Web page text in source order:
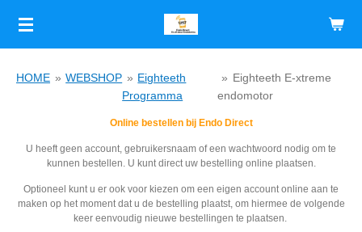
Ga
direct
naar
hoofdinhoud
HOME » WEBSHOP » Eighteeth
Programma
» Eighteeth E-xtreme
endomotor
Online bestellen bij Endo Direct
U heeft geen account, gebruikersnaam of een wachtwoord nodig om te
kunnen bestellen. U kunt direct uw bestelling online plaatsen.
Optioneel kunt u er ook voor kiezen om een eigen account online aan te
maken op het moment dat u de bestelling plaatst, om hiermee de volgende
keer eenvoudig nieuwe bestellingen te plaatsen.